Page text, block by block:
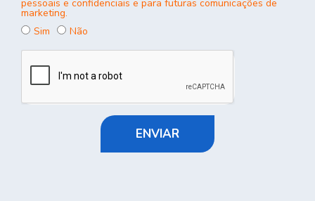
pessoais e confidenciais e para futuras comunicações de
marketing.
Sim
Não
ENVIAR